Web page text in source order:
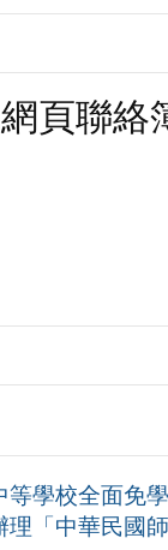
頁聯絡
學校全面免
「中華民國